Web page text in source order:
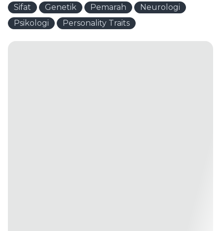
Sifat Genetik Pemarah
Neurologi
Psikologi
Personality Traits